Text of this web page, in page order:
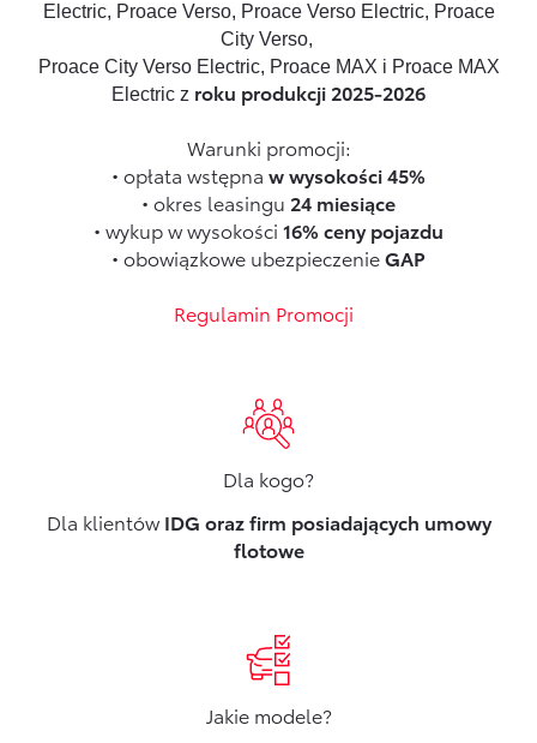
Zobacz wszystkie
Electric, Proace Verso, Proace Verso Electric, Proace
City Verso,
Proace City Verso Electric, Proace MAX i Proace MAX
Electric z roku produkcji 2025-2026
Warunki promocji:
• opłata wstępna w wysokości 45%
• okres leasingu 24 miesiące
• wykup w wysokości 16% ceny pojazdu
• obowiązkowe ubezpieczenieGAP
Regulamin Promocji
Dla kogo?
Dla klientów IDG oraz firm posiadających umowy
flotowe
Jakie modele?